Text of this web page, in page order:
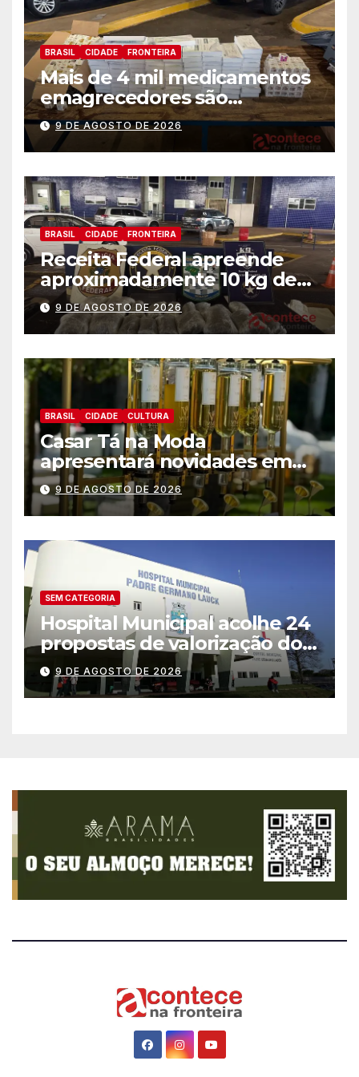
BRASIL CIDADE FRONTEIRA
Mais de 4 mil medicamentos
emagrecedores são
apreendidos pela Receita
Federal
9 DE AGOSTO DE 2026
BRASIL CIDADE FRONTEIRA
Receita Federal apreende
aproximadamente 10 kg de
substância análoga ao
capulho
9 DE AGOSTO DE 2026
BRASIL CIDADE CULTURA
Casar Tá na Moda
apresentará novidades em
entretenimento para
casamentos e festas de
debutantes
9 DE AGOSTO DE 2026
SEM CATEGORIA
Hospital Municipal acolhe 24
propostas de valorização dos
trabalhadores e institui mesa
permanente de negociação
9 DE AGOSTO DE 2026